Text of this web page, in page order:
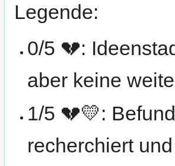
Legende:
0/5 💔:
aber keine
1/5 💔💛:
recherchiert